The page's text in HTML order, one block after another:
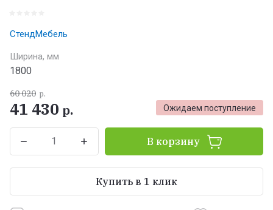
СтендМебель
Ширина, мм
1800
Ожидаем поступление
60 020 р.
41 430 р.
В корзину
Купить в 1 клик